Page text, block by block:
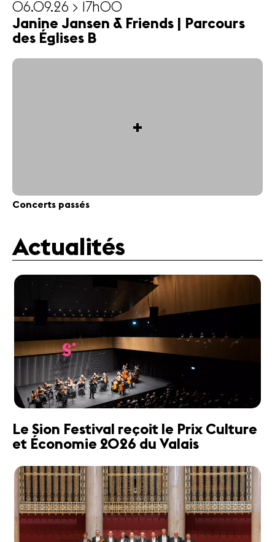
06.09.26 > 17h00
Janine Jansen & Friends | Parcours
des Églises B
+
Concerts passés
Actualités
Le Sion Festival reçoit le Prix Culture
et Économie 2026 du Valais